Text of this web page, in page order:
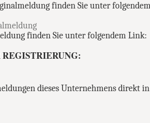
finden Sie unter
finden Sie unter folgendem Link:
dieses Unternehmens direkt in